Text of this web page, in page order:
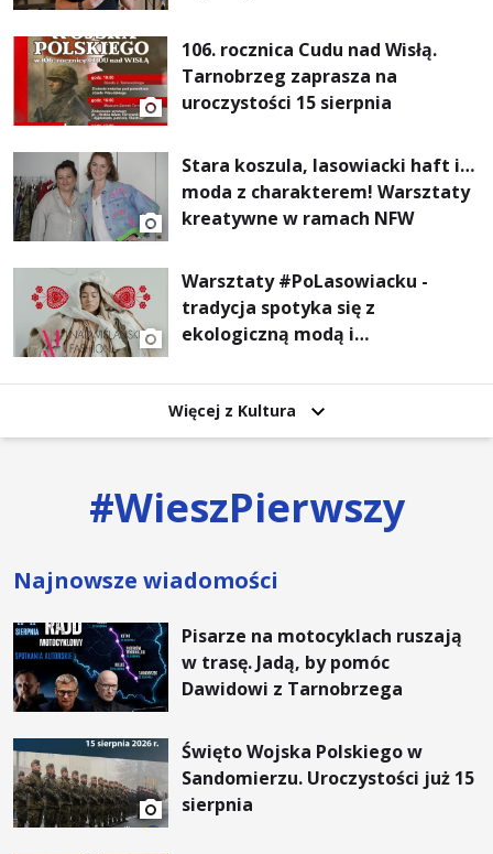
106. rocznica Cudu nad Wisłą.
Tarnobrzeg zaprasza na
uroczystości 15 sierpnia
Stara koszula, lasowiacki haft i…
moda z charakterem! Warsztaty
kreatywne w ramach NFW
Warsztaty #PoLasowiacku -
tradycja spotyka się z
ekologiczną modą i
Więcej z Kultura
#WieszPierwszy
Najnowsze wiadomości
Pisarze na motocyklach ruszają
w trasę. Jadą, by pomóc
Dawidowi z Tarnobrzega
Święto Wojska Polskiego w
Sandomierzu. Uroczystości już 15
sierpnia